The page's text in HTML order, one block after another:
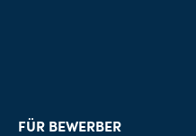
FÜR BEWERBER